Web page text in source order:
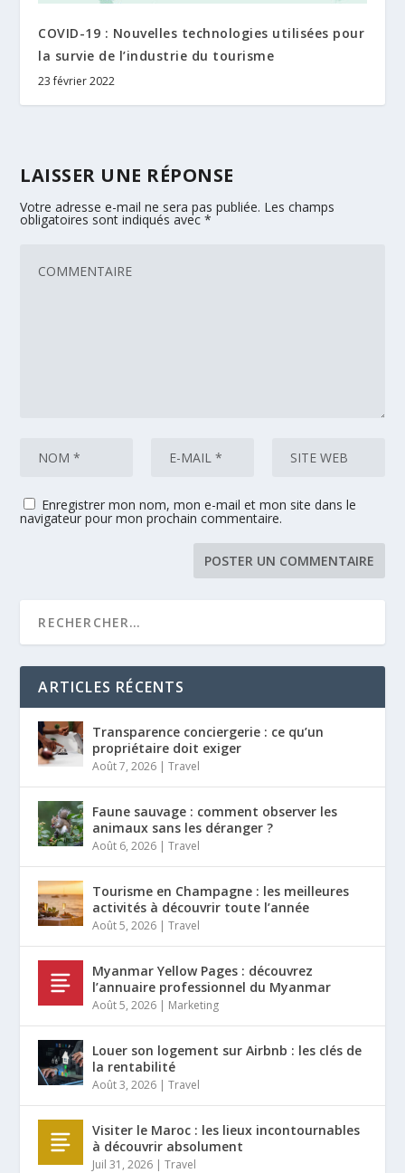
COVID-19 : Nouvelles technologies utilisées pour
la survie de l’industrie du tourisme
23 février 2022
LAISSER UNE RÉPONSE
Votre adresse e-mail ne sera pas publiée. Les champs
obligatoires sont indiqués avec*
Enregistrer mon nom, mon e-mail et mon site dans le
navigateur pour mon prochain commentaire.
ARTICLES RÉCENTS
Transparence conciergerie : ce qu’un
propriétaire doit exiger
Août 7, 2026 |Travel
Faune sauvage : comment observer les
animaux sans les déranger ?
Août 6, 2026 |Travel
Tourisme en Champagne : les meilleures
activités à découvrir toute l’année
Août 5, 2026 |Travel
Myanmar Yellow Pages : découvrez
l’annuaire professionnel du Myanmar
Août 5, 2026 | Marketing
Louer son logement sur Airbnb : les clés de
la rentabilité
Août 3, 2026 |Travel
Visiter le Maroc : les lieux incontournables
à découvrir absolument
Juil 31, 2026 |Travel